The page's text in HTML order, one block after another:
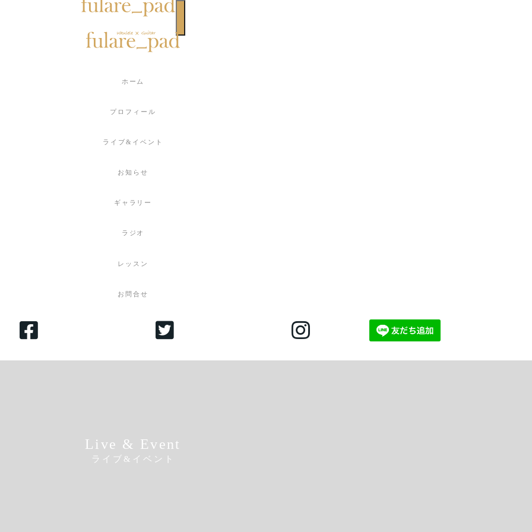
ホーム
プロフィール
ライブ&イベント
お知らせ
ギャラリー
ラジオ
レッスン
お問合せ
Live & Event
ライブ&イベント